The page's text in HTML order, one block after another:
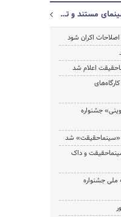
آخرین اخبار مرکز گسترش سینمای مستند و تجربی
اکران شود
اعلام شد
جشنواره
«سینماحقیقت» شد
و داک
جشنواره